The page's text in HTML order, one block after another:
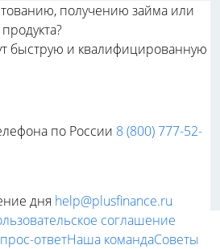
получению займа или
быструю и квалифицированную
по России 8 (800) 777-52-
дня help@plusfinance.ru
соглашение
ответНаша командаСоветы